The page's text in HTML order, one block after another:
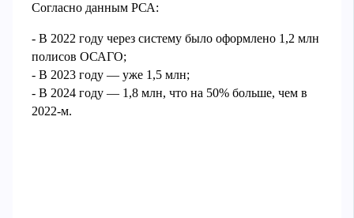
Согласно данным РСА:
- В 2022 году через систему было оформлено 1,2 млн
полисов ОСАГО;
- В 2023 году — уже 1,5 млн;
- В 2024 году — 1,8 млн, что на 50% больше, чем в
2022-м.